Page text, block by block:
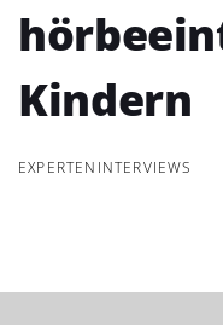
Kindern
EXPERTENINTERVIEWS